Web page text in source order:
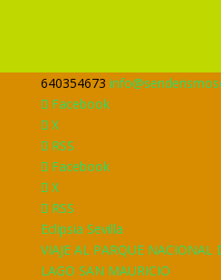
640354673
Facebook
X
RSS
Facebook
X
RSS
Eclipsia Sevilla
VIAJE AL PARQUE NACIONAL
LAGO SAN MAURICIO